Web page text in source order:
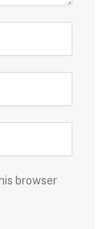
browser